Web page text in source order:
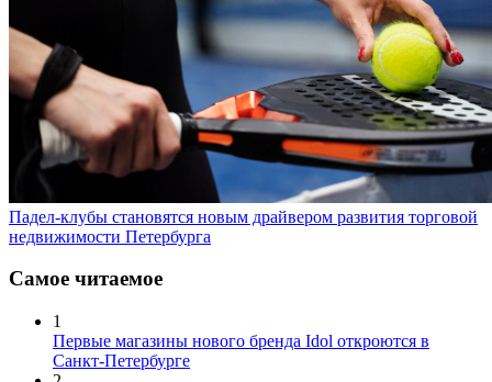
Падел-клубы становятся новым драйвером развития торговой
недвижимости Петербурга
Самое читаемое
1
Первые магазины нового бренда Idol откроются в
Санкт-Петербурге